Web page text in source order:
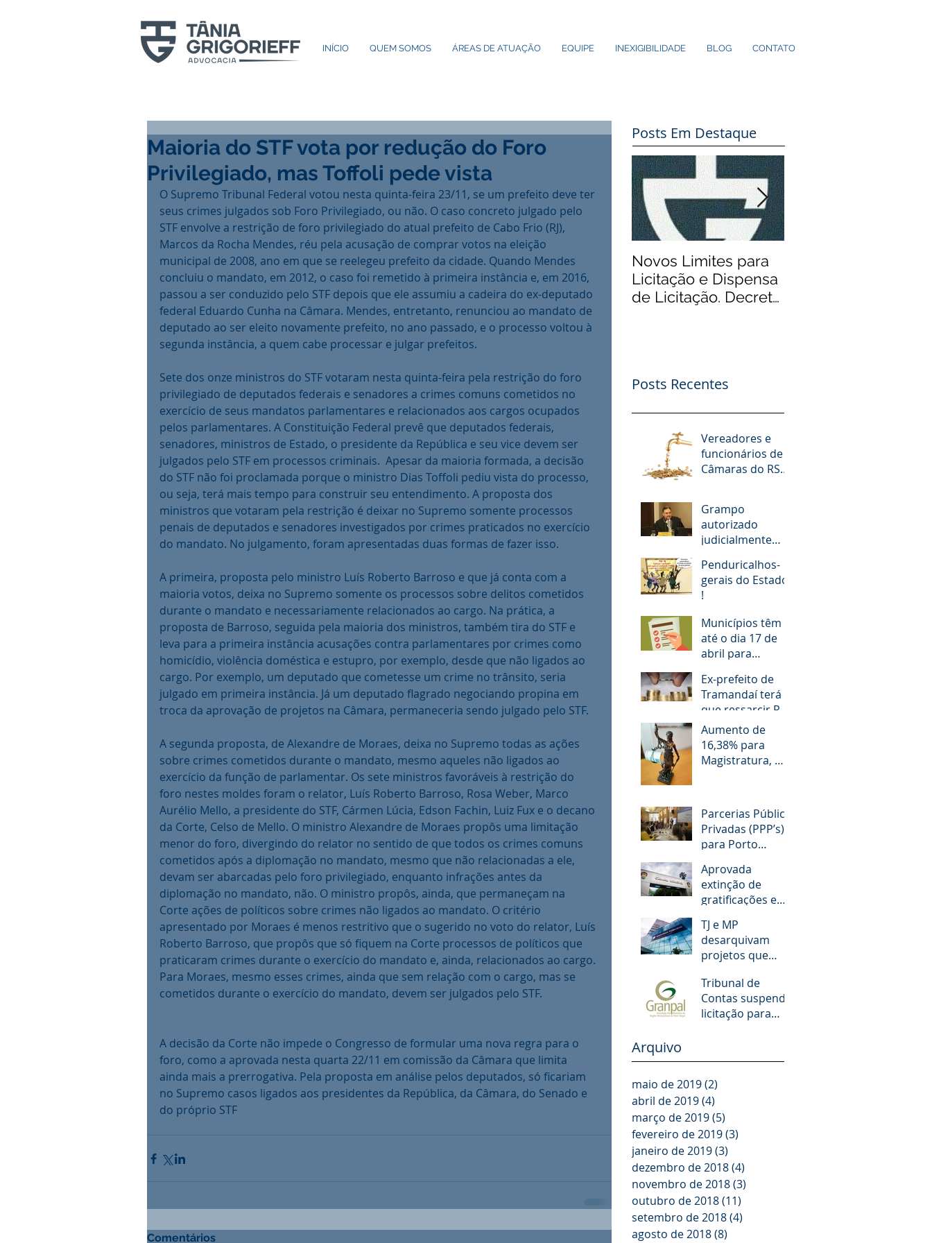
INÍCIO QUEM SOMOS ÁREAS DE ATUAÇÃO EQUIPE INEXIGIBILIDADE BLOG CONTATO
Maioria do STF vota por redução do Foro
Privilegiado, mas Toffoli pede vista
O Supremo Tribunal Federal votou nesta quinta-feira 23/11, se um prefeito deve ter
seus crimes julgados sob Foro Privilegiado, ou não. O caso concreto julgado pelo
STF envolve a restrição de foro privilegiado do atual prefeito de Cabo Frio (RJ),
Marcos da Rocha Mendes, réu pela acusação de comprar votos na eleição
municipal de 2008, ano em que se reelegeu prefeito da cidade. Quando Mendes
concluiu o mandato, em 2012, o caso foi remetido à primeira instância e, em 2016,
passou a ser conduzido pelo STF depois que ele assumiu a cadeira do ex-deputado
federal Eduardo Cunha na Câmara. Mendes, entretanto, renunciou ao mandato de
deputado ao ser eleito novamente prefeito, no ano passado, e o processo voltou à
segunda instância, a quem cabe processar e julgar prefeitos.
Sete dos onze ministros do STF votaram nesta quinta-feira pela restrição do foro
privilegiado de deputados federais e senadores a crimes comuns cometidos no
exercício de seus mandatos parlamentares e relacionados aos cargos ocupados
pelos parlamentares. A Constituição Federal prevê que deputados federais,
senadores, ministros de Estado, o presidente da República e seu vice devem ser
julgados pelo STF em processos criminais.  Apesar da maioria formada, a decisão
do STF não foi proclamada porque o ministro Dias Toffoli pediu vista do processo,
ou seja, terá mais tempo para construir seu entendimento. A proposta dos
ministros que votaram pela restrição é deixar no Supremo somente processos
penais de deputados e senadores investigados por crimes praticados no exercício
do mandato. No julgamento, foram apresentadas duas formas de fazer isso.
A primeira, proposta pelo ministro Luís Roberto Barroso e que já conta com a
maioria votos, deixa no Supremo somente os processos sobre delitos cometidos
durante o mandato e necessariamente relacionados ao cargo. Na prática, a
proposta de Barroso, seguida pela maioria dos ministros, também tira do STF e
leva para a primeira instância acusações contra parlamentares por crimes como
homicídio, violência doméstica e estupro, por exemplo, desde que não ligados ao
cargo. Por exemplo, um deputado que cometesse um crime no trânsito, seria
julgado em primeira instância. Já um deputado flagrado negociando propina em
troca da aprovação de projetos na Câmara, permaneceria sendo julgado pelo STF.
A segunda proposta, de Alexandre de Moraes, deixa no Supremo todas as ações
sobre crimes cometidos durante o mandato, mesmo aqueles não ligados ao
exercício da função de parlamentar. Os sete ministros favoráveis à restrição do
foro nestes moldes foram o relator, Luís Roberto Barroso, Rosa Weber, Marco
Aurélio Mello, a presidente do STF, Cármen Lúcia, Edson Fachin, Luiz Fux e o decano
da Corte, Celso de Mello. O ministro Alexandre de Moraes propôs uma limitação
menor do foro, divergindo do relator no sentido de que todos os crimes comuns
cometidos após a diplomação no mandato, mesmo que não relacionadas a ele,
devam ser abarcadas pelo foro privilegiado, enquanto infrações antes da
diplomação no mandato, não. O ministro propôs, ainda, que permaneçam na
Corte ações de políticos sobre crimes não ligados ao mandato. O critério
apresentado por Moraes é menos restritivo que o sugerido no voto do relator, Luís
Roberto Barroso, que propôs que só fiquem na Corte processos de políticos que
praticaram crimes durante o exercício do mandato e, ainda, relacionados ao cargo.
Para Moraes, mesmo esses crimes, ainda que sem relação com o cargo, mas se
cometidos durante o exercício do mandato, devem ser julgados pelo STF.
A decisão da Corte não impede o Congresso de formular uma nova regra para o
foro, como a aprovada nesta quarta 22/11 em comissão da Câmara que limita
ainda mais a prerrogativa. Pela proposta em análise pelos deputados, só ficariam
no Supremo casos ligados aos presidentes da República, da Câmara, do Senado e
do próprio STF
Comentários
Posts Em Destaque
Novos Limites para
Licitação e Dispensa
de Licitação. Decreto
Posts Recentes
Vereadores e
funcionários de
Câmaras do RS
diárias; veja
situação de cada
Grampo
autorizado
judicialmente
desembargador
pedindo “vaga
fantasma” para
esposa, filho e so
Penduricalhos-
gerais do Estado
!
Municípios têm
até o dia 17 de
abril para
questionário
Ex-prefeito de
Tramandaí terá
que ressarcir R$
1,2 milhão aos
cofres públicos
Aumento de
16,38% para
Magistratura, MP,
questionado
Parcerias Público
Privadas (PPP’s)
para Porto
Aprovada
extinção de
gratificações e
servidores
municipais de
POA. O que
muda!
TJ e MP
desarquivam
projetos que
salários de juízes
e promotores
Tribunal de
Contas suspende
licitação para
GRANPAL
Arquivo
maio de 2019(2)
abril de 2019(4)
março de 2019(5)
fevereiro de 2019(3)
janeiro de 2019(3)
dezembro de 2018(4)
novembro de 2018(3)
outubro de 2018(11)
setembro de 2018(4)
agosto de 2018(8)